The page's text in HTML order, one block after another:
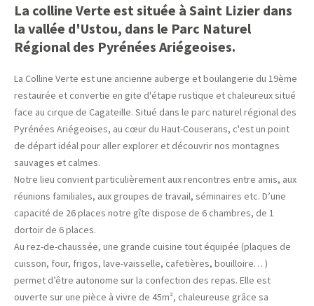
La colline Verte est située à Saint Lizier dans
la vallée d'Ustou, dans le Parc Naturel
Régional des Pyrénées Ariégeoises.
La Colline Verte est une ancienne auberge et boulangerie du 19ème
restaurée et convertie en gite d'étape rustique et chaleureux situé
face au cirque de Cagateille. Situé dans le parc naturel régional des
Pyrénées Ariégeoises, au cœur du Haut-Couserans, c'est un point
de départ idéal pour aller explorer et découvrir nos montagnes
sauvages et calmes.
Notre lieu convient particulièrement aux rencontres entre amis, aux
réunions familiales, aux groupes de travail, séminaires etc. D’une
capacité de 26 places notre gîte dispose de 6 chambres, de 1
dortoir de 6 places.
Au rez-de-chaussée, une grande cuisine tout équipée (plaques de
cuisson, four, frigos, lave-vaisselle, cafetières, bouilloire… )
permet d’être autonome sur la confection des repas. Elle est
ouverte sur une pièce à vivre de 45m², chaleureuse grâce sa